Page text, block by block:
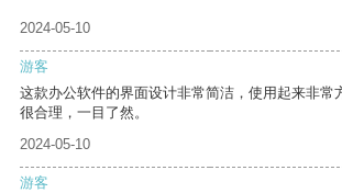
2024-05-10
游客
这款办公软件的界面设计非常简洁，使用起来非常
很合理，一目了然。
2024-05-10
游客